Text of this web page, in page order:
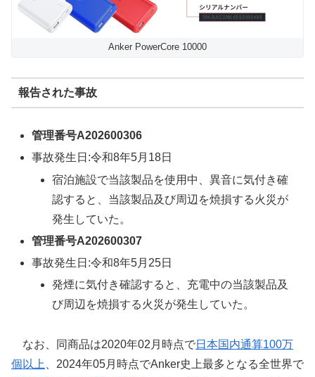
Anker PowerCore 10000
報告された事故
管理番号A202600306
事故発生日:令和8年5月18日
宿泊施設で当該製品を使用中、異音に気付き確
認すると、当該製品及び周辺を焼損する火災が
発生していた。
管理番号A202600307
事故発生日:令和8年5月25日
発煙に気付き確認すると、充電中の当該製品及
び周辺を焼損する火災が発生していた。
なお、同商品は2020年02月時点で日本国内通算100万
個以上
、2024年05月時点でAnker史上最多となる全世界で